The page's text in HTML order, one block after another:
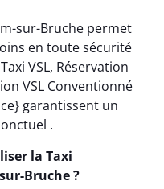
sur-Bruche permet
en toute sécurité
VSL, Réservation
VSL Conventionné
garantissent un
.
la Taxi
Bruche ?